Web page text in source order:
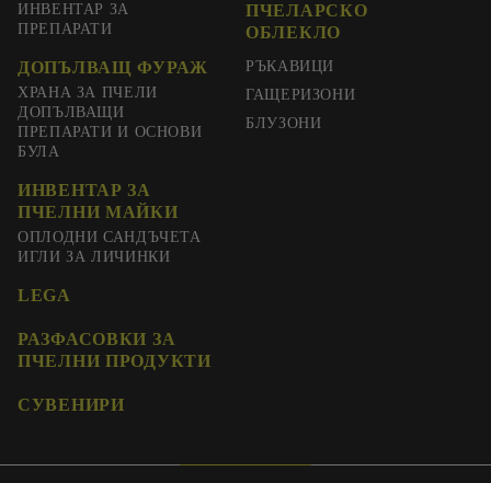
ИНВЕНТАР ЗА
ПРЕПАРАТИ
ДОПЪЛВАЩ ФУРАЖ
ХРАНА ЗА ПЧЕЛИ
ДОПЪЛВАЩИ
ПРЕПАРАТИ И ОСНОВИ
ПЧЕЛАРСКО
ОБЛЕКЛО
РЪКАВИЦИ
ГАЩЕРИЗОНИ
БЛУЗОНИ
БУЛА
ИНВЕНТАР ЗА
ПЧЕЛНИ МАЙКИ
ОПЛОДНИ САНДЪЧЕТА
ИГЛИ ЗА ЛИЧИНКИ
LEGA
РАЗФАСОВКИ ЗА
ПЧЕЛНИ ПРОДУКТИ
СУВЕНИРИ